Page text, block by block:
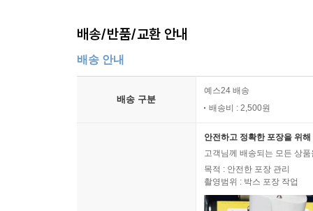
배송/반품/교환 안내
배송 안내
배송 구분
예스24 배송
배송비 : 2,500원
안전하고 정확한 포장을 위
고객님께 배송되는 모든 상
목적 : 안전한 포장 관리
촬영범위 : 박스 포장 작업